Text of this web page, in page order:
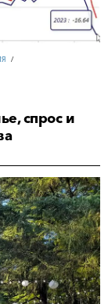
/
спрос и